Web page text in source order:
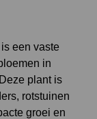
een vaste
in
plant is
rotstuinen
groei en